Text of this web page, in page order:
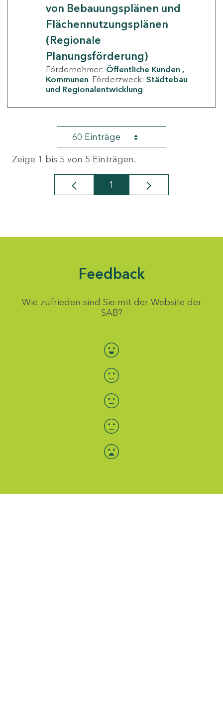
von Bebauungsplänen und
Flächennutzungsplänen
(Regionale
Planungsförderung)
Fördernehmer: Öffentliche Kunden
Kommunen Förderzweck: Städtebau
und Regionalentwicklung
60 Einträge
Zeige 1 bis 5 von 5 Einträgen.
Seite
1
Feedback
Wie zufrieden sind Sie mit der Website der
SAB?
Bewertung auswählen